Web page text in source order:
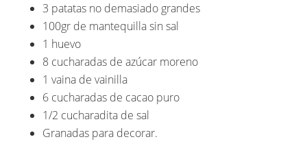
3 patatas no demasiado grandes
100gr de mantequilla sin sal
1 huevo
8 cucharadas de azúcar moreno
1 vaina de vainilla
6 cucharadas de cacao puro
1/2 cucharadita de sal
Granadas para decorar.